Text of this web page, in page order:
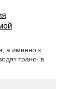
а именно к
транс- в